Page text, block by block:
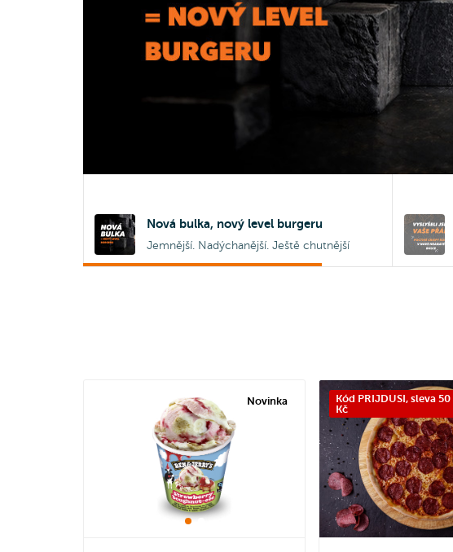
Nová bulka, nový level burgeru
Jemnější. Nadýchanější. Ještě chutnější
Novinka
Kód PRIJDUSI, sleva 50
Kč